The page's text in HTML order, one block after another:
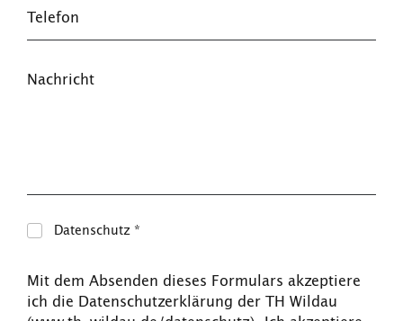
Telefon
Nachricht
Datenschutz *
Mit dem Absenden dieses Formulars akzeptiere
ich die Datenschutzerklärung der TH Wildau